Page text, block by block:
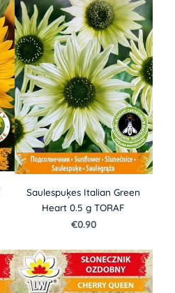
Saulespuķes Italian Green
Heart 0.5 g TORAF
€0.90